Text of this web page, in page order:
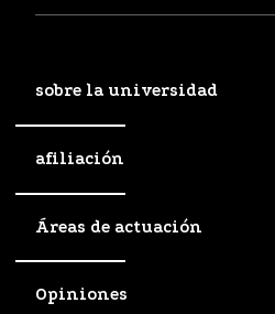
sobre la universidad
afiliación
Áreas de actuación
Opiniones